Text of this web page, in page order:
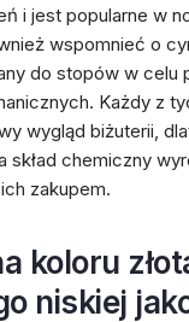
i jest popularne w
wspomnieć o
do stopów w celu
Każdy z
wygląd biżuterii,
skład chemiczny
zakupem.
koloru
niskiej